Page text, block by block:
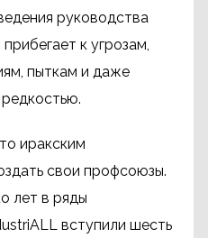
руководства
к угрозам,
пыткам и даже
иракским
свои профсоюзы.
лет в ряды
вступили шесть